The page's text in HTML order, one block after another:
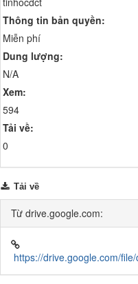
Thông tin bản quyền:
Miễn phí
Dung lượng:
N/A
Xem:
594
Tải về:
0
Tải về
Từ drive.google.com:
https://drive.google.com/